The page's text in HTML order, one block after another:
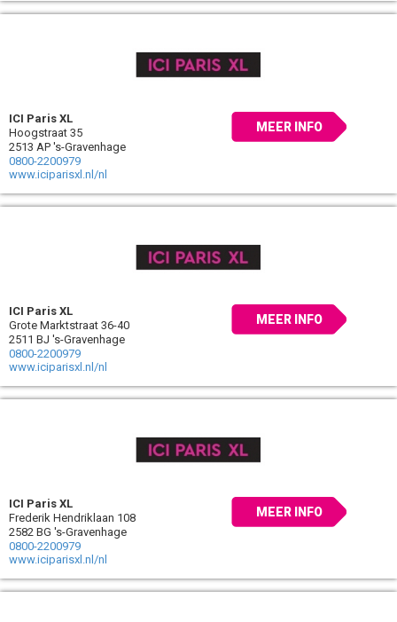
ICI Paris XL
Hoogstraat 35
2513 AP 's-Gravenhage
0800-2200979
www.iciparisxl.nl/nl
MEER INFO
ICI Paris XL
Grote Marktstraat 36-40
2511 BJ 's-Gravenhage
0800-2200979
www.iciparisxl.nl/nl
MEER INFO
ICI Paris XL
Frederik Hendriklaan 108
2582 BG 's-Gravenhage
0800-2200979
www.iciparisxl.nl/nl
MEER INFO